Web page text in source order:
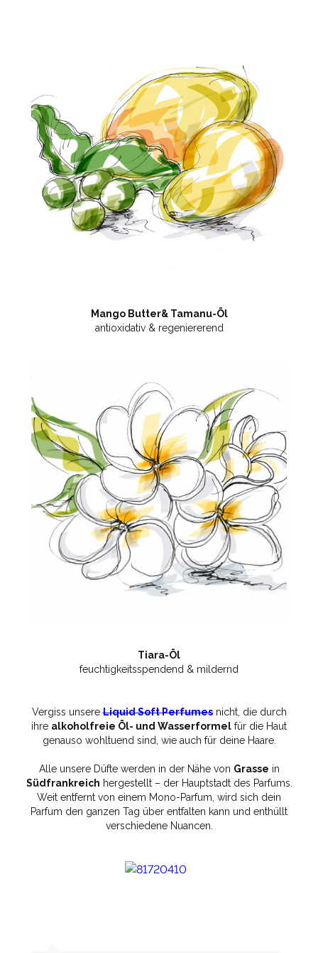
Mango Butter& Tamanu-Öl
antioxidativ & regeniererend
Tiara-Öl
feuchtigkeitsspendend & mildernd
Vergiss unsereLiquid Soft Perfumesnicht, die durch
ihre alkoholfreie Öl- und Wasserformel für die Haut
genauso wohltuend sind, wie auch für deine Haare.
Alle unsere Düfte werden in der Nähe von Grasse in
Südfrankreich hergestellt – der Hauptstadt des Parfums.
Weit entfernt von einem Mono-Parfum, wird sich dein
Parfum den ganzen Tag über entfalten kann und enthüllt
verschiedene Nuancen.